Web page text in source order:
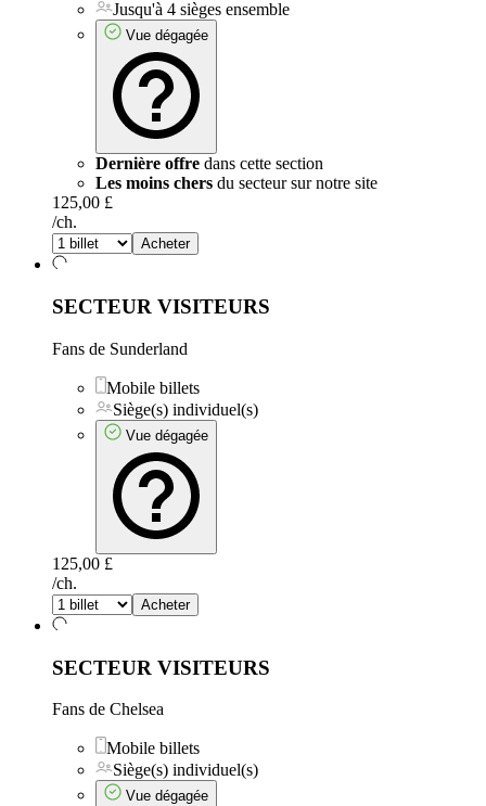
Jusqu'à 4 sièges ensemble
Vue dégagée
Dernière offre dans cette section
Les moins chers du secteur sur notre site
125,00 £
/ch.
Acheter
SECTEUR VISITEURS
Fans de Sunderland
Mobile billets
Siège(s) individuel(s)
Vue dégagée
125,00 £
/ch.
Acheter
SECTEUR VISITEURS
Fans de Chelsea
Mobile billets
Siège(s) individuel(s)
Vue dégagée